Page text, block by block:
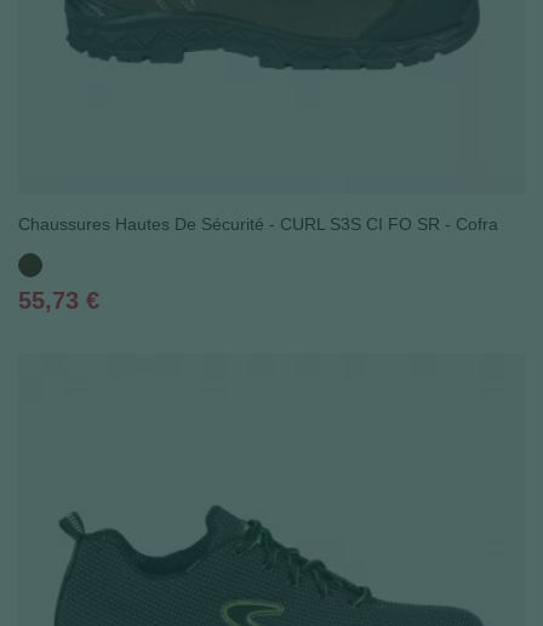
Chaussures Hautes De Sécurité - CURL S3S CI FO SR - Cofra
Marron
Prix
55,73 €